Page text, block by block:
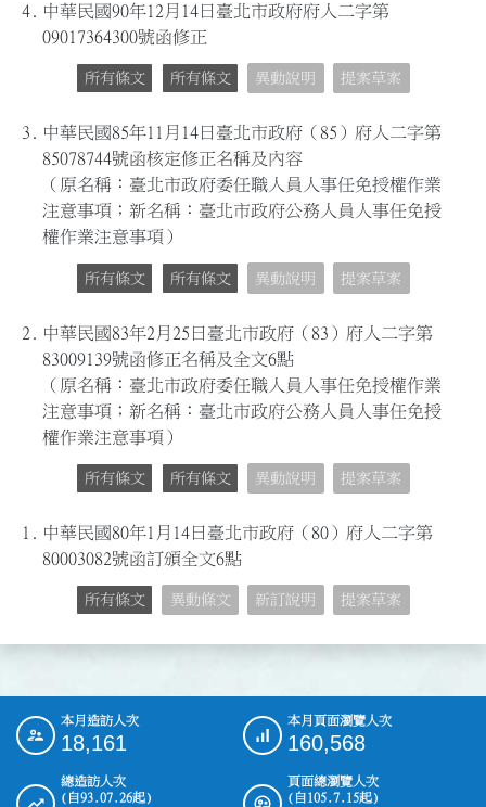
4.
中華民國90年12月14日臺北市政府府人二字第
09017364300號函修正
所有條文 所有條文 異動說明 提案草案
3. 中華民國85年11月14日臺北市政府（85）府人二字第
85078744號函核定修正名稱及內容
（原名稱：臺北市政府委任職人員人事任免授權作業
注意事項；新名稱：臺北市政府公務人員人事任免授
權作業注意事項）
所有條文 所有條文 異動說明 提案草案
2.
中華民國83年2月25日臺北市政府（83）府人二字第
83009139號函修正名稱及全文6點
（原名稱：臺北市政府委任職人員人事任免授權作業
注意事項；新名稱：臺北市政府公務人員人事任免授
權作業注意事項）
所有條文 所有條文 異動說明 提案草案
1.
中華民國80年1月14日臺北市政府（80）府人二字第
80003082號函訂頒全文6點
所有條文 異動條文 新訂說明 提案草案
::: 本月造訪人次
18,161
本月頁面瀏覽人次
160,568
總造訪人次
(自93.07.26起)
頁面總瀏覽人次
(自105.7.15起)